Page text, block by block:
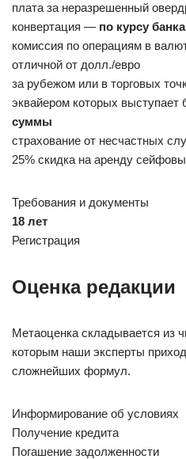
плата за неразрешенный
конвертация — по курсу банка
комиссия по операциям в
отличной от долл./евро
за рубежом или в торговых
эквайером которых выступает
суммы
страхование от несчастных
25% скидка на аренду
Требования и документы
18 лет
Регистрация
Оценка редакции
Метаоценка складывается из
которым наши эксперты
сложнейших формул.
Информирование об условиях
Получение кредита
Погашение задолженности